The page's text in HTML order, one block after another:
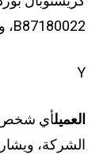
B87180022، ويشار إليها فيما يلي باسم "الشركة".
Y
العميلأي شخص
الشركة،